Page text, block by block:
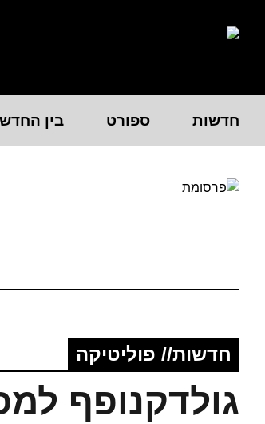
חדשות ספורט בין
חדשות// פוליטיקה
גולדקנופף